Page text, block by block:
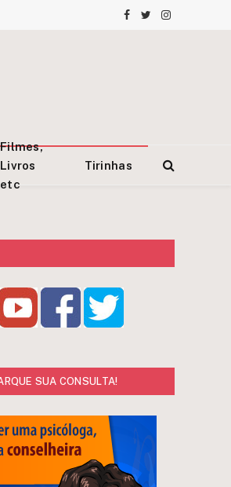
Facebook
TwitterInstagram
Filmes,
Livros
etc
Tirinhas
SUA CONSULTA!